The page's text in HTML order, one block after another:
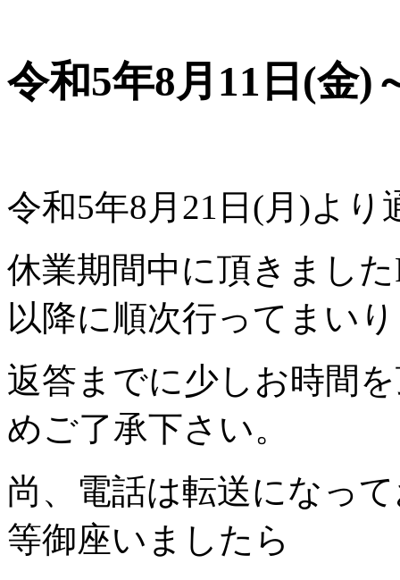
令和5年8月11日(金)
令和5年8月21日(月)よ
休業期間中に頂きまし
以降に順次行ってまい
返答までに少しお時間
めご了承下さい。
尚、電話は転送になっ
等御座いましたら